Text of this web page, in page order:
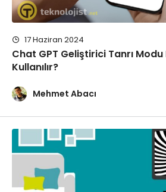
17 Haziran 2024
Chat GPT Geliştirici Tanrı Modu
Kullanılır?
Mehmet Abacı